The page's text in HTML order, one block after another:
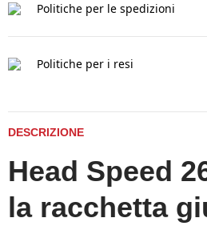
Politiche per le spedizioni
Politiche per i resi
DESCRIZIONE
Head Speed
la racchetta